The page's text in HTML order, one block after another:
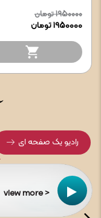
1950000 تومان
1950000 تومان
رادیو یک صفحه ای
view more >